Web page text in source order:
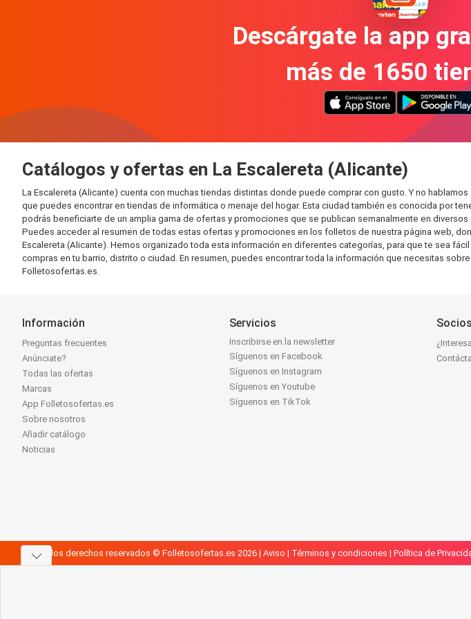
Descárgate la app
más de 1650
Catálogos y ofertas en La Escalereta (Alicante)
La Escalereta (Alicante) cuenta con muchas tiendas distintas donde puede comprar con gusto. Y no
que puedes encontrar en tiendas de informática o menaje del hogar. Esta ciudad también es conocida por
podrás beneficiarte de un amplia gama de ofertas y promociones que se publican semanalmente en
Puedes acceder al resumen de todas estas ofertas y promociones en los folletos de nuestra página web,
Escalereta (Alicante). Hemos organizado toda esta información en diferentes categorías, para que te sea
compras en tu barrio, distrito o ciudad. En resumen, puedes encontrar toda la información que necesitas
Folletosofertas.es.
Información
Preguntas frecuentes
Anúnciate?
Todas las ofertas
Marcas
App Folletosofertas.es
Sobre nosotros
Añadir catálogo
Noticias
Servicios
Inscribirse en la newsletter
Síguenos en Facebook
Síguenos en Instagram
Síguenos en Youtube
Síguenos en TikTok
Socios
Todos los derechos reservados © Folletosofertas.es 2026 | Aviso | Términos y condiciones | Política de